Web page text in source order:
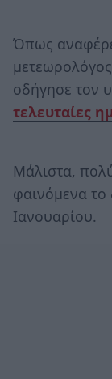
Όπως
οδήγησε τον
τελευταίες
Μάλιστα,
φαινόμενα
Ιανουαρίου.